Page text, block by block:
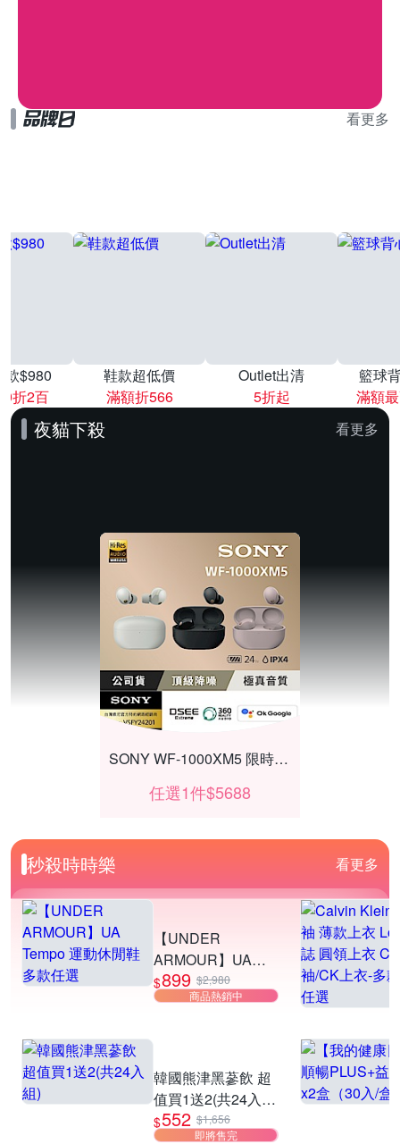
看更多
款$980
折2百
鞋款超低價
滿額折566
Outlet出清
5折起
籃球
滿額
夜貓下殺 看更多
SONY WF-1000XM5 限時優惠
任選1件$5688
滿1件享92折
秒殺時時樂 看更多
【UNDER
ARMOUR】UA
Tempo 運動休閒鞋
多款任選
$899 $2,980
商品熱銷中
韓國熊津黑蔘飲 超
值買1送2(共24入
組)
$552 $1,656
即將售完